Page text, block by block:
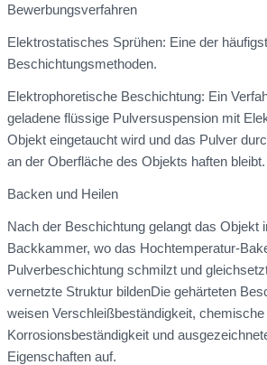
Bewerbungsverfahren
Elektrostatisches Sprühen: Eine der
Beschichtungsmethoden.
Elektrophoretische Beschichtung: Ein
geladene flüssige Pulversuspension mit
Objekt eingetaucht wird und das Pulver
an der Oberfläche des Objekts haften bleibt.
Backen und Heilen
Nach der Beschichtung gelangt das Objekt
Backkammer, wo das Hochtemperatur-
Pulverbeschichtung schmilzt und
vernetzte Struktur bildenDie gehärteten
weisen Verschleißbeständigkeit, chemische
Korrosionsbeständigkeit und
Eigenschaften auf.